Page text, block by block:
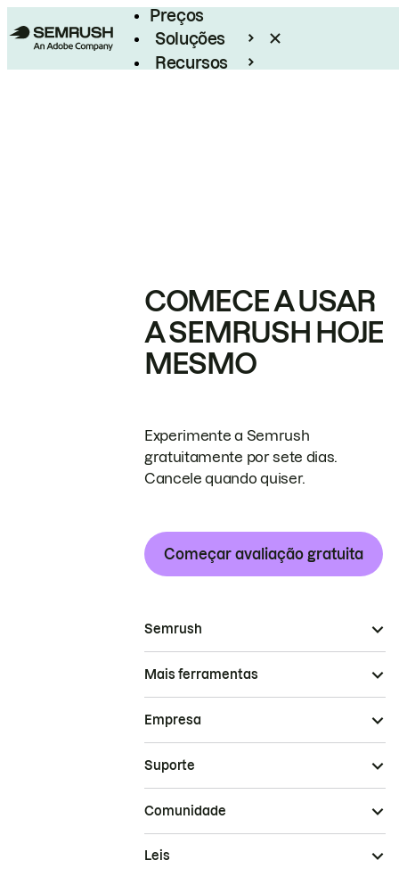
Preços
Soluções
Recursos
COMECE A USAR
A SEMRUSH HOJE
MESMO
Experimente a Semrush
gratuitamente por sete dias.
Cancele quando quiser.
Começar avaliação gratuita
Semrush
Mais ferramentas
Empresa
Suporte
Comunidade
Leis